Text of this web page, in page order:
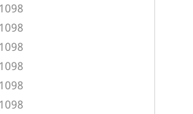
1098
1098
1098
1098
1098
1098